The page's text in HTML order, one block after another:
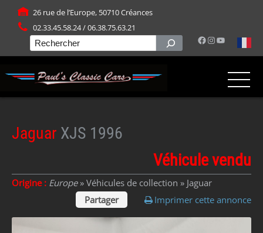
26 rue de l’Europe, 50710 Créances
02.33.45.58.24 / 06.38.75.63.21
Facebook
Instagram
YouTube
Rechercher
Jaguar XJS 1996
Véhicule vendu
Origine : Europe» Véhicules de collection » Jaguar
Partager
Imprimer cette annonce
Panneau de gestion des cookies